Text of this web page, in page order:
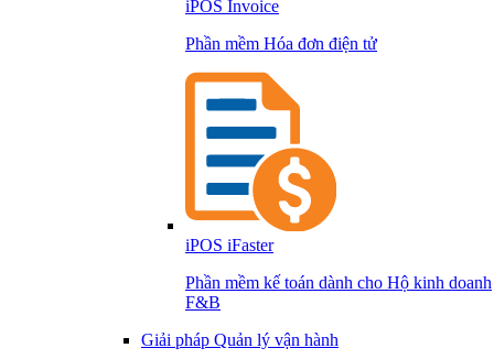
iPOS Invoice
Phần mềm Hóa đơn điện tử
iPOS iFaster
Phần mềm kế toán dành cho Hộ kinh doanh
F&B
Giải pháp Quản lý vận hành